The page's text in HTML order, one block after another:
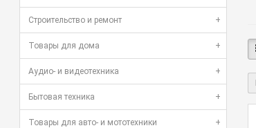
Строительство и ремонт +
Товары для дома +
Аудио- и видеотехника +
Бытовая техника +
Товары для авто- и мототехники +